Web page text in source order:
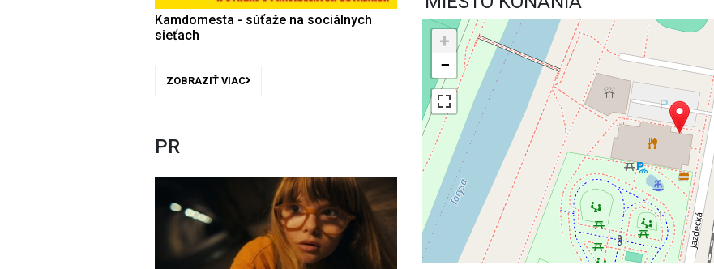
Kamdomesta - súťaže na sociálnych
sieťach
ZOBRAZIŤ VIAC
PR
+
−